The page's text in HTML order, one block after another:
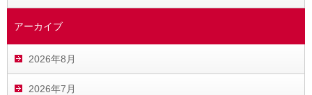
アーカイブ
2026年8月
2026年7月